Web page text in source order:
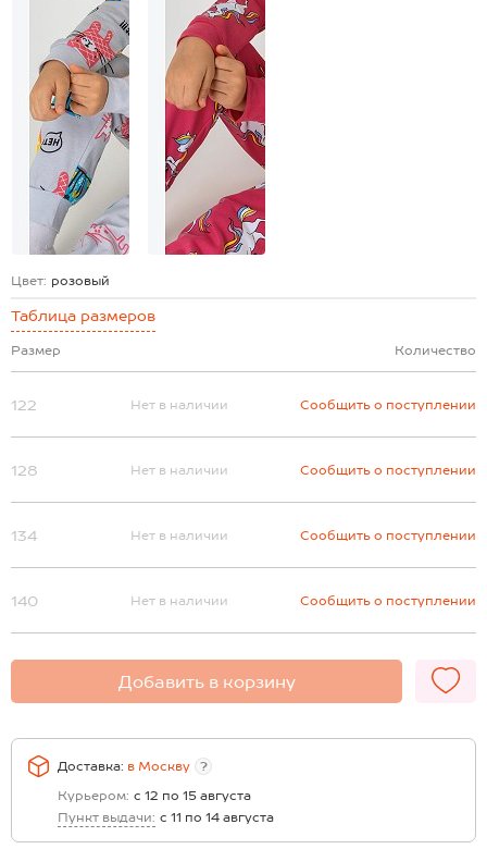
Цвет: розовый
Таблица размеров
Размер Количество
122 Нет в наличии Сообщить о поступлении
128 Нет в наличии Сообщить о поступлении
134 Нет в наличии Сообщить о поступлении
140 Нет в наличии Сообщить о поступлении
Добавить в корзину
Доставка: в Москву
?
Курьером: с 12 по 15 августа
Пункт выдачи: с 11 по 14 августа